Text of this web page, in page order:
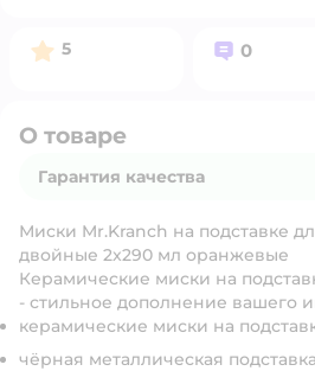
Рейтинг:
5 Вопросов:
0
О товаре
Гарантия качества
Миски Mr.Kranch на подставке
двойные 2x290 мл оранжевые
Керамические миски на
- стильное дополнение вашего
керамические миски на
чёрная металлическая